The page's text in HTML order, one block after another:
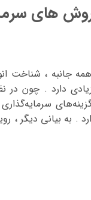
های
جانبه ، شناخت
دارد . چون در
. به بیانی دیگر ،